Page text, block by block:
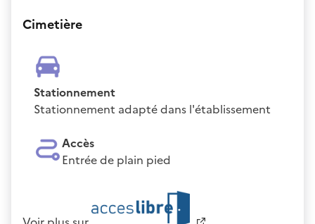
Cimetière
Stationnement
Stationnement adapté dans l'établissement
Accès
Entrée de plain pied